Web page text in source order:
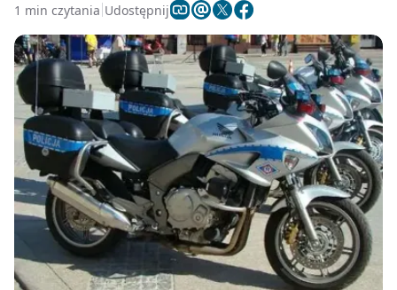
1 min czytania Udostępnij